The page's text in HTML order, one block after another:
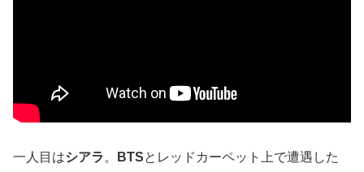
一人目はシアラ 。 BTSとレッドカーペット上で遭遇した